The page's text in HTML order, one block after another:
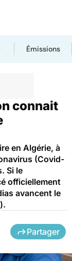
Émissions
connait
en Algérie, à
(Covid-
Si le
officiellement
avancent le
Partager